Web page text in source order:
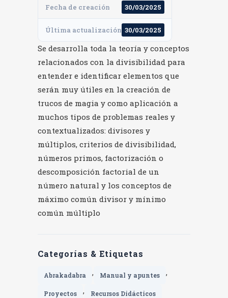
Fecha de creación 30/03/2025
Última actualización 30/03/2025
Se desarrolla toda la teoría y conceptos
relacionados con la divisibilidad para
entender e identificar elementos que
serán muy útiles en la creación de
trucos de magia y como aplicación a
muchos tipos de problemas reales y
contextualizados: divisores y
múltiplos, criterios de divisibilidad,
números primos, factorización o
descomposición factorial de un
número natural y los conceptos de
máximo común divisor y mínimo
común múltiplo
Categorías & Etiquetas
Abrakadabra , Manual y apuntes ,
Proyectos , Recursos Didácticos